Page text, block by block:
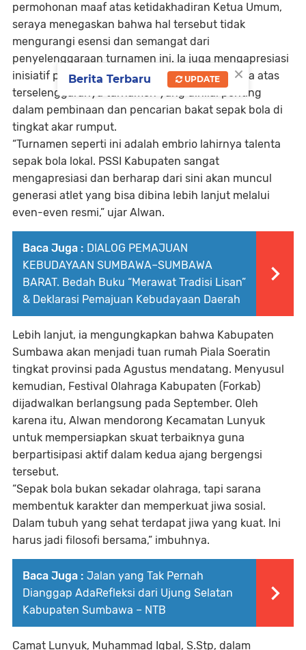
permohonan maaf atas ketidakhadiran Ketua Umum,
seraya menegaskan bahwa hal tersebut tidak
mengurangi esensi dan semangat dari
penyelenggaraan turnamen ini. Ia juga mengapresiasi
inisiatif pemerintah desa dan panitia pelaksana atas
terselenggaranya turnamen yang dinilai penting
dalam pembinaan dan pencarian bakat sepak bola di
tingkat akar rumput.
“Turnamen seperti ini adalah embrio lahirnya talenta
sepak bola lokal. PSSI Kabupaten sangat
mengapresiasi dan berharap dari sini akan muncul
generasi atlet yang bisa dibina lebih lanjut melalui
even-even resmi,” ujar Alwan.
Baca Juga : DIALOG PEMAJUAN
KEBUDAYAAN SUMBAWA–SUMBAWA
BARAT. Bedah Buku “Merawat Tradisi Lisan”
& Deklarasi Pemajuan Kebudayaan Daerah
Lebih lanjut, ia mengungkapkan bahwa Kabupaten
Sumbawa akan menjadi tuan rumah Piala Soeratin
tingkat provinsi pada Agustus mendatang. Menyusul
kemudian, Festival Olahraga Kabupaten (Forkab)
dijadwalkan berlangsung pada September. Oleh
karena itu, Alwan mendorong Kecamatan Lunyuk
untuk mempersiapkan skuat terbaiknya guna
berpartisipasi aktif dalam kedua ajang bergengsi
tersebut.
“Sepak bola bukan sekadar olahraga, tapi sarana
membentuk karakter dan memperkuat jiwa sosial.
Dalam tubuh yang sehat terdapat jiwa yang kuat. Ini
harus jadi filosofi bersama,” imbuhnya.
Baca Juga : Jalan yang Tak Pernah
Dianggap AdaRefleksi dari Ujung Selatan
Kabupaten Sumbawa – NTB
Camat Lunyuk, Muhammad Iqbal, S.Stp, dalam
×
Berita Terbaru UPDATE